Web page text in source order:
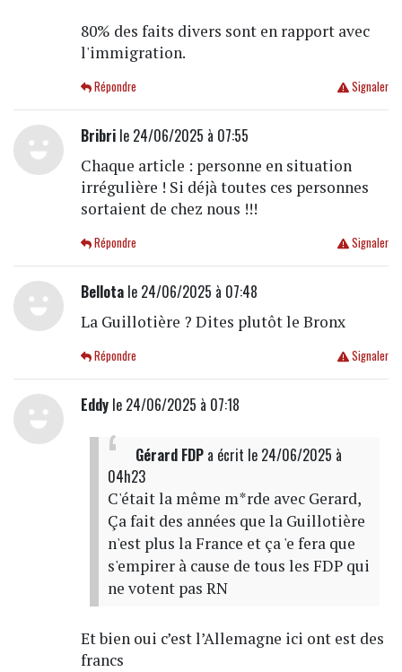
80% des faits divers sont en rapport avec
l'immigration.
Signaler
Répondre
Bribrile 24/06/2025 à 07:55
Chaque article : personne en situation
irrégulière ! Si déjà toutes ces personnes
sortaient de chez nous !!!
Signaler
Répondre
Bellotale 24/06/2025 à 07:48
La Guillotière ? Dites plutôt le Bronx
Signaler
Répondre
Eddyle 24/06/2025 à 07:18
Gérard FDPa écrit le 24/06/2025 à
04h23
C'était la même m*rde avec Gerard,
Ça fait des années que la Guillotière
n'est plus la France et ça 'e fera que
s'empirer à cause de tous les FDP qui
ne votent pas RN
Et bien oui c’est l’Allemagne ici ont est des
francs